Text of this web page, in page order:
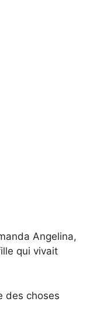
Angelina,
qui vivait
des choses